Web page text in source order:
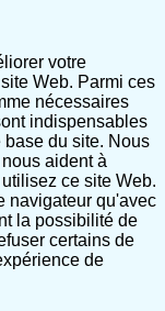
votre
Web. Parmi ces
nécessaires
indispensables
du site. Nous
aident à
ce site Web.
navigateur qu'avec
la possibilité de
certains de
de